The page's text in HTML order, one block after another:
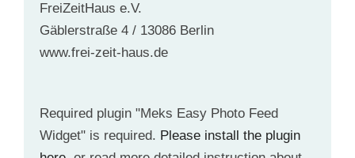
FreiZeitHaus e.V.
Gäblerstraße 4 / 13086 Berlin
www.frei-zeit-haus.de
Required plugin "Meks Easy Photo Feed
Widget" is required. Please install the plugin